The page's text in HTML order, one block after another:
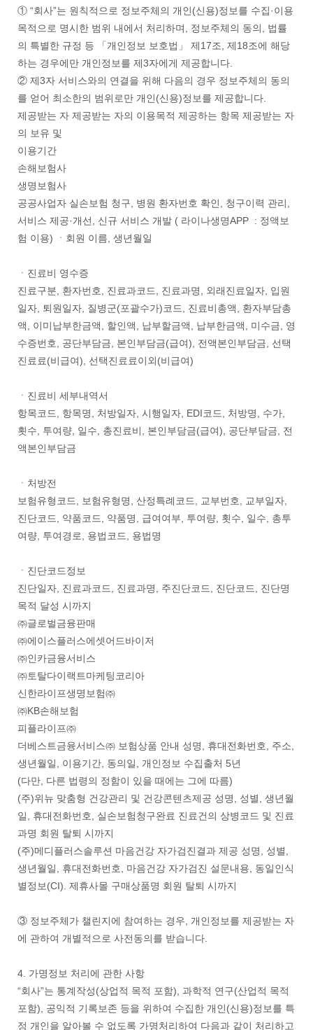
① “회사”는 원칙적으로 정보주체의 개인(신용)정보를 수집·이용
목적으로 명시한 범위 내에서 처리하며, 정보주체의 동의, 법률
의 특별한 규정 등 「개인정보 보호법」 제17조, 제18조에 해당
하는 경우에만 개인정보를 제3자에게 제공합니다.
② 제3자 서비스와의 연결을 위해 다음의 경우 정보주체의 동의
를 얻어 최소한의 범위로만 개인(신용)정보를 제공합니다.
제공받는 자 제공받는 자의 이용목적 제공하는 항목 제공받는 자
의 보유 및
이용기간
손해보험사
생명보험사
공공사업자 실손보험 청구, 병원 환자번호 확인, 청구이력 관리,
서비스 제공·개선, 신규 서비스 개발 ( 라이나생명APP : 정액보
험 이용) ㆍ회원 이름, 생년월일
ㆍ진료비 영수증
진료구분, 환자번호, 진료과코드, 진료과명, 외래진료일자, 입원
일자, 퇴원일자, 질병군(포괄수가)코드, 진료비총액, 환자부담총
액, 이미납부한금액, 할인액, 납부할금액, 납부한금액, 미수금, 영
수증번호, 공단부담금, 본인부담금(급여), 전액본인부담금, 선택
진료료(비급여), 선택진료료이외(비급여)
ㆍ진료비 세부내역서
항목코드, 항목명, 처방일자, 시행일자, EDI코드, 처방명, 수가,
횟수, 투여량, 일수, 총진료비, 본인부담금(급여), 공단부담금, 전
액본인부담금
ㆍ처방전
보험유형코드, 보험유형명, 산정특례코드, 교부번호, 교부일자,
진단코드, 약품코드, 약품명, 급여여부, 투여량, 횟수, 일수, 총투
여량, 투여경로, 용법코드, 용법명
ㆍ진단코드정보
진단일자, 진료과코드, 진료과명, 주진단코드, 진단코드, 진단명
목적 달성 시까지
㈜글로벌금융판매
㈜에이스플러스에셋어드바이저
㈜인카금융서비스
㈜토탈다이랙트마케팅코리아
신한라이프생명보험㈜
㈜KB손해보험
피플라이프㈜
더베스트금융서비스㈜ 보험상품 안내 성명, 휴대전화번호, 주소,
생년월일, 이용기간, 동의일, 개인정보 수집출처 5년
(다만, 다른 법령의 정함이 있을 때에는 그에 따름)
(주)위뉴 맞춤형 건강관리 및 건강콘텐츠제공 성명, 성별, 생년월
일, 휴대전화번호, 실손보험청구완료 진료건의 상병코드 및 진료
과명 회원 탈퇴 시까지
(주)메디플러스솔루션 마음건강 자가검진결과 제공 성명, 성별,
생년월일, 휴대전화번호, 마음건강 자가검진 설문내용, 동일인식
별정보(CI). 제휴사몰 구매상품명 회원 탈퇴 시까지
③ 정보주체가 챌린지에 참여하는 경우, 개인정보를 제공받는 자
에 관하여 개별적으로 사전동의를 받습니다.
4. 가명정보 처리에 관한 사항
“회사”는 통계작성(상업적 목적 포함), 과학적 연구(산업적 목적
포함), 공익적 기록보존 등을 위하여 수집한 개인(신용)정보를 특
정 개인을 알아볼 수 없도록 가명처리하여 다음과 같이 처리하고